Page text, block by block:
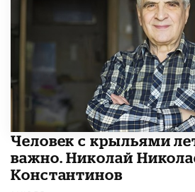
​Человек с крыльями
важно. Николай
Константинов